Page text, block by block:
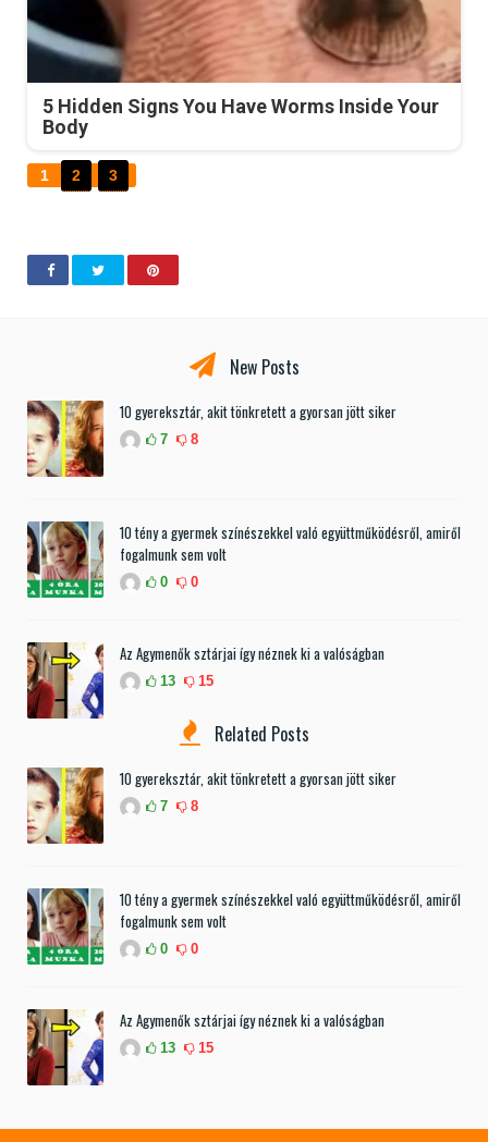
5 Hidden Signs You Have Worms Inside Your
Body
1 2 3
New Posts
10 gyereksztár, akit tönkretett a gyorsan jött siker
7 8
10 tény a gyermek színészekkel való együttműködésről, amiről
fogalmunk sem volt
0 0
Az Agymenők sztárjai így néznek ki a valóságban
13 15
Related Posts
10 gyereksztár, akit tönkretett a gyorsan jött siker
7 8
10 tény a gyermek színészekkel való együttműködésről, amiről
fogalmunk sem volt
0 0
Az Agymenők sztárjai így néznek ki a valóságban
13 15